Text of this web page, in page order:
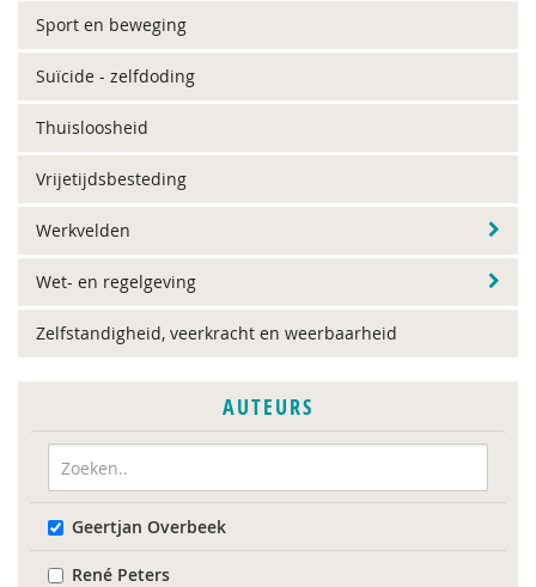
Sport en beweging
Suïcide - zelfdoding
Thuisloosheid
Vrijetijdsbesteding
Werkvelden
Wet- en regelgeving
Zelfstandigheid, veerkracht en weerbaarheid
AUTEURS
Geertjan Overbeek
René Peters